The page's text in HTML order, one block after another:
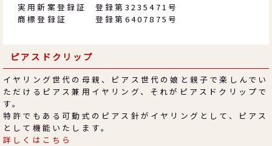
実用新案登録証
登録第3235471号
商標登録証
登録第6407875号
ピアスドクリップ
イヤリング世代の母親、ピアス世代の娘と親子で楽しんでい
ただけるピアス兼用イヤリング、それがピアスドクリップで
す。
特許でもある可動式のピアス針がイヤリングとして、ピアス
として機能いたします。
詳しくはこちら